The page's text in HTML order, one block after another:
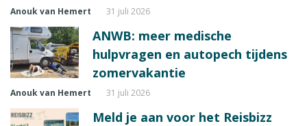
Anouk van Hemert 31 juli 2026
ANWB: meer medische
hulpvragen en autopech tijdens
zomervakantie
Anouk van Hemert 31 juli 2026
Meld je aan voor het Reisbizz